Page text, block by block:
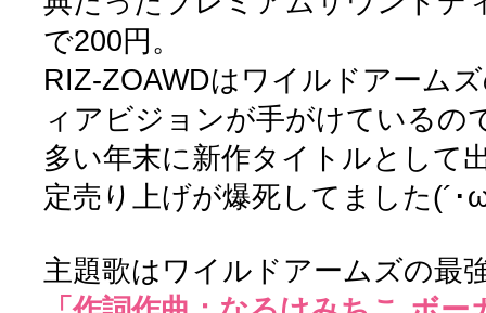
で200円。
RIZ-ZOAWDはワイルドアーム
ィアビジョンが手がけているの
多い年末に新作タイトルとして
定売り上げが爆死してました(´･
主題歌はワイルドアームズの最